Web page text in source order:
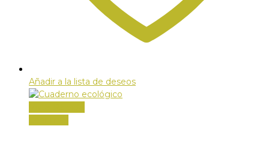
Añadir a la lista de deseos